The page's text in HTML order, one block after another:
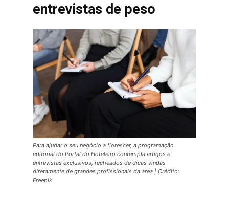
entrevistas de peso
Para ajudar o seu negócio a florescer, a programação
editorial do Portal do Hoteleiro contempla artigos e
entrevistas exclusivos, recheados de dicas vindas
diretamente de grandes profissionais da área | Crédito:
Freepik